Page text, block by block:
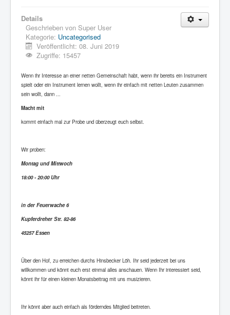
Details
Geschrieben von Super User
Kategorie: Uncategorised
Veröffentlicht: 08. Juni 2019
Zugriffe: 15457
Wenn ihr Interesse an einer netten Gemeinschaft habt, wenn ihr bereits ein Instrument
spielt oder ein Instrument lernen wollt, wenn ihr einfach mit netten Leuten zusammen
sein wollt, dann ...
Macht mit
kommt einfach mal zur Probe und überzeugt euch selbst.
Wir proben:
Montag und Mittwoch
18:00 - 20:00 Uhr
in der Feuerwache 6
Kupferdreher Str. 82-86
45257 Essen
Über den Hof, zu erreichen durchs Hinsbecker Löh. Ihr seid jederzeit bei uns
willkommen und könnt euch erst einmal alles anschauen. Wenn Ihr interessiert seid,
könnt ihr für einen kleinen Monatsbeitrag mit uns musizieren.
Ihr könnt aber auch einfach als förderndes Mitglied beitreten.